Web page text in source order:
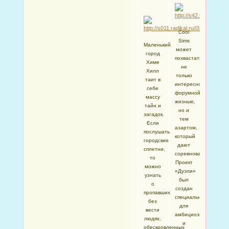
Маленький
город
Химе
Хилл
таит в
себе
массу
тайн и
загадок.
Если
послушать
городские
сплетни,
то
можно
узнать
о
пропавших
без
вести
людях,
обескровленных
Сool
Sims
может
похвастаться
не
только
интересной
форумной
жизнью,
но и
тем
азартом,
который
дают
соревнования.
Проект
«Дуэли»
был
создан
специально
для
амбициозных
и